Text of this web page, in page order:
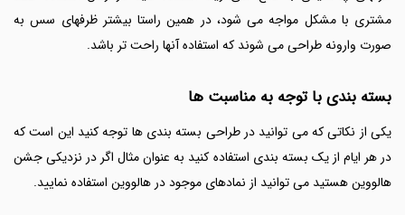
مشتری با مشکل مواجه می شود، در همین راستا بیشتر ظرفهای سس به
صورت وارونه طراحی می شوند که استفاده آنها راحت تر باشد.
بسته بندی با توجه به مناسبت ها
یکی از نکاتی که می توانید در طراحی بسته بندی ها توجه کنید این است که
در هر ایام از یک بسته بندی استفاده کنید به عنوان مثال اگر در نزدیکی جشن
هالووین هستید می توانید از نمادهای موجود در هالووین استفاده نمایید.